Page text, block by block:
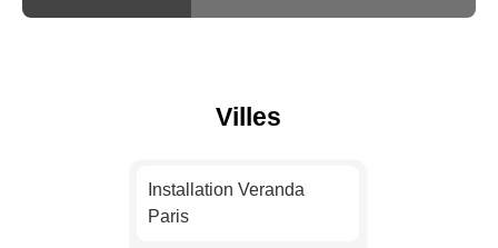
Villes
Installation Veranda
Paris